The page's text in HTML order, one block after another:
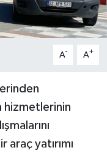
A- A+
hizmetlerinin
araç yatırımı